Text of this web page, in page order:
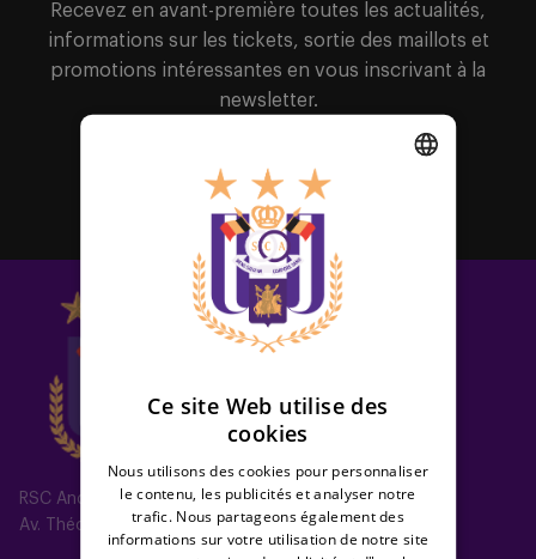
RSC Anderlecht
Av. Théo Verbeeck 2, 1070 Anderlecht, Belgium
Recevez en avant-première toutes les actualités,
informations sur les tickets, sortie des maillots et
promotions intéressantes en vous inscrivant à la
newsletter.
S'abonner
Ce site Web utilise des
cookies
Nous utilisons des cookies pour personnaliser
le contenu, les publicités et analyser notre
trafic. Nous partageons également des
informations sur votre utilisation de notre site